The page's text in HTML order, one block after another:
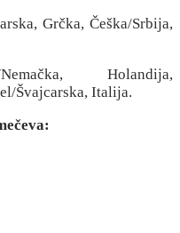
Grčka, Češka/Srbija,
Nemačka, Holandija,
Švajcarska, Italija.